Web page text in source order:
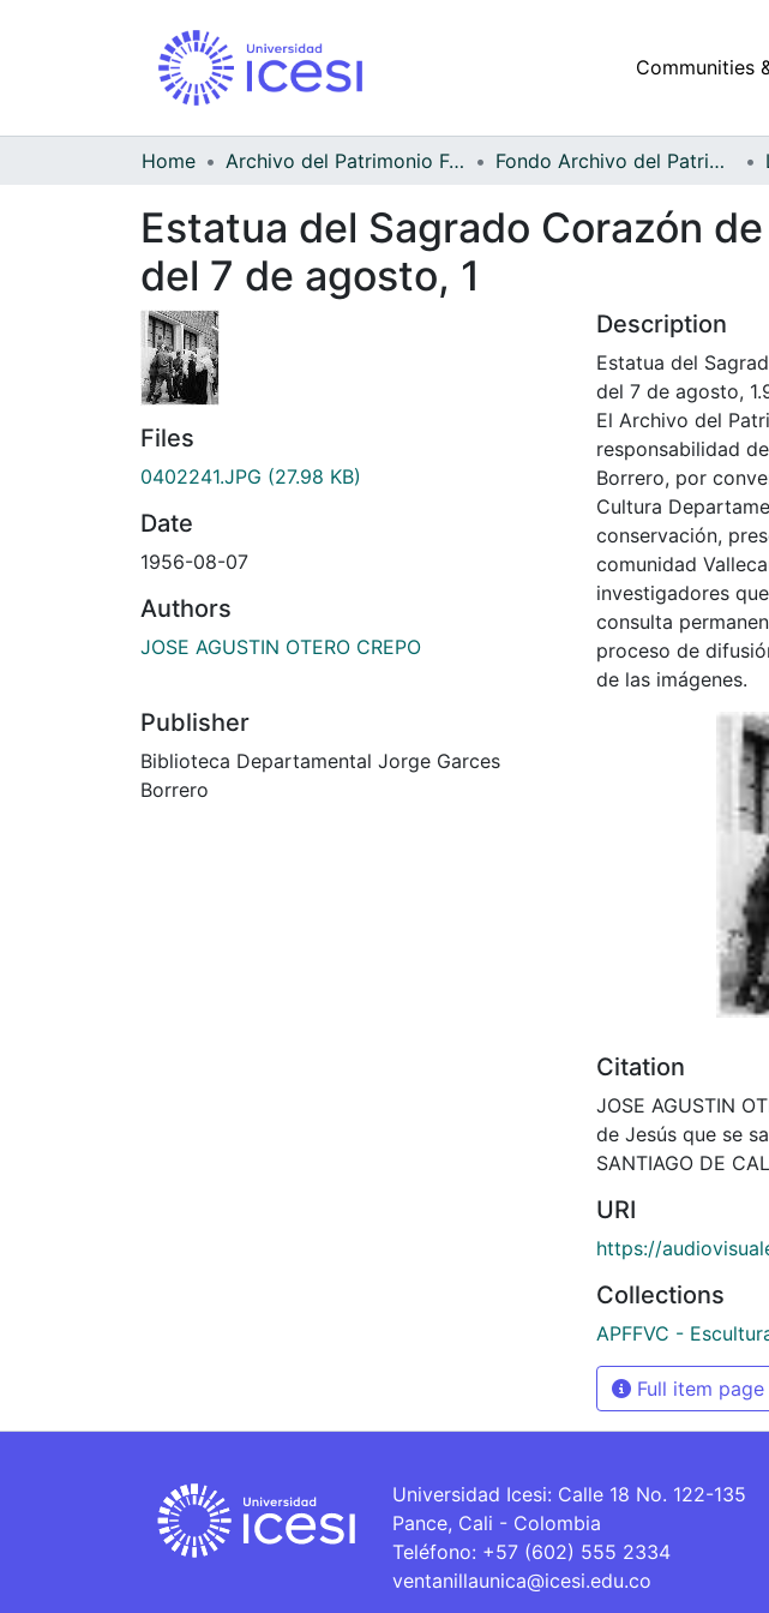
Communities
Home Archivo del Patrimonio Fotográfico y Fílmico del Valle del Cauca Fondo Archivo del Patrimonio Fotográfico y Fílmico del Valle del Cauca
Estatua del Sagrado Corazón
del 7 de agosto, 1
Files
0402241.JPG (27.98 KB)
Date
1956-08-07
Authors
JOSE AGUSTIN OTERO CREPO
Publisher
Biblioteca Departamental Jorge Garces
Borrero
Description
Estatua del
del 7 de agosto,
El Archivo del
responsabilidad
Borrero, por
Cultura
conservación,
comunidad
investigadores
consulta
proceso de
de las imágenes.
Citation
JOSE AGUSTIN
de Jesús que se
SANTIAGO DE
URI
https://
Collections
APFFVC -
Full item page
Universidad Icesi: Calle 18 No. 122-135
Pance, Cali - Colombia
Teléfono: +57 (602) 555 2334
ventanillaunica@icesi.edu.co